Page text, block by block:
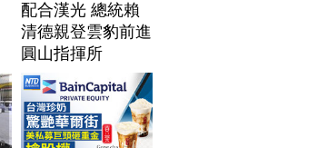
配合漢光 總統賴
清德親登雲豹前進
圓山指揮所